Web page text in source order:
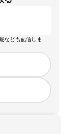
なども配信しま